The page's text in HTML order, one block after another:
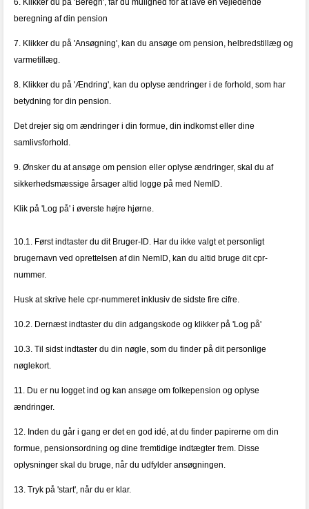
6. Klikker du på 'Beregn', får du mulighed for at lave en vejledende
beregning af din pension
7. Klikker du på 'Ansøgning', kan du ansøge om pension, helbredstillæg og
varmetillæg.
8. Klikker du på 'Ændring', kan du oplyse ændringer i de forhold, som har
betydning for din pension.
Det drejer sig om ændringer i din formue, din indkomst eller dine
samlivsforhold.
9. Ønsker du at ansøge om pension eller oplyse ændringer, skal du af
sikkerhedsmæssige årsager altid logge på med NemID.
Klik på 'Log på' i øverste højre hjørne.
10.1. Først indtaster du dit Bruger-ID. Har du ikke valgt et personligt
brugernavn ved oprettelsen af din NemID, kan du altid bruge dit cpr-
nummer.
Husk at skrive hele cpr-nummeret inklusiv de sidste fire cifre.
10.2. Dernæst indtaster du din adgangskode og klikker på 'Log på'
10.3. Til sidst indtaster du din nøgle, som du finder på dit personlige
nøglekort.
11. Du er nu logget ind og kan ansøge om folkepension og oplyse
ændringer.
12. Inden du går i gang er det en god idé, at du finder papirerne om din
formue, pensionsordning og dine fremtidige indtægter frem. Disse
oplysninger skal du bruge, når du udfylder ansøgningen.
13. Tryk på 'start', når du er klar.